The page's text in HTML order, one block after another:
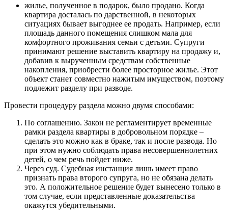
жилье, полученное в подарок, было продано. Когда
квартира досталась по дарственной, в некоторых
ситуациях бывает выгоднее ее продать. Например, если
площадь данного помещения слишком мала для
комфортного проживания семьи с детьми. Супруги
принимают решение выставить квартиру на продажу и,
добавив к вырученным средствам собственные
накопления, приобрести более просторное жилье. Этот
объект станет совместно нажитым имуществом, поэтому
подлежит разделу при разводе.
Провести процедуру раздела можно двумя способами:
По соглашению. Закон не регламентирует временные
рамки раздела квартиры в добровольном порядке –
сделать это можно как в браке, так и после развода. Но
при этом нужно соблюдать права несовершеннолетних
детей, о чем речь пойдет ниже.
Через суд. Судебная инстанция лишь имеет право
признать права второго супруга, но не обязана делать
это. А положительное решение будет вынесено только в
том случае, если представленные доказательства
окажутся убедительными.